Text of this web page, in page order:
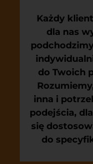
Każdy
dla nas
do Twoich
inna i
podejścia,
się
do